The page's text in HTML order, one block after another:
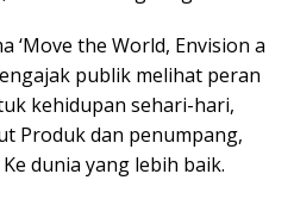
‘Move the World, Envision a
publik melihat peran
kehidupan sehari-hari,
Produk dan penumpang,
dunia yang lebih baik.